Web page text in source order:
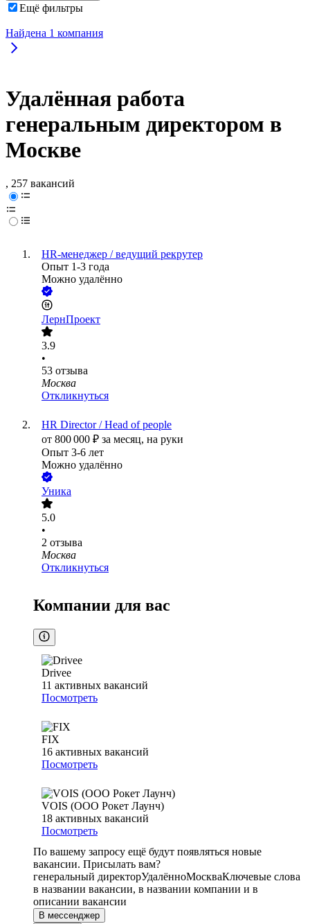
Ещё фильтры
Найдена 1 компания
Удалённая работа
генеральным директором в
Москве
, 257 вакансий
HR-менеджер / ведущий рекрутер
Опыт 1-3 года
Можно удалённо
ЛернПроект
3.9
•
53 отзыва
Москва
Откликнуться
HR Director / Head of people
от 800 000 ₽ за месяц, на руки
Опыт 3-6 лет
Можно удалённо
Уника
5.0
•
2 отзыва
Москва
Откликнуться
Компании для вас
Drivee
11 активных вакансий
Посмотреть
FIX
16 активных вакансий
Посмотреть
VOIS (ООО Рокет Лаунч)
18 активных вакансий
Посмотреть
По вашему запросу ещё будут появляться новые
вакансии. Присылать вам?
генеральный директорУдалённоМоскваКлючевые слова
в названии вакансии, в названии компании и в
описании вакансии
В мессенджер